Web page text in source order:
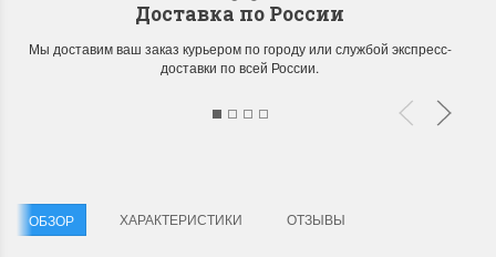
Доставка по России
Мы доставим ваш заказ курьером по городу или службой экспресс-
доставки по всей России.
ОБЗОР ХАРАКТЕРИСТИКИ ОТЗЫВЫ